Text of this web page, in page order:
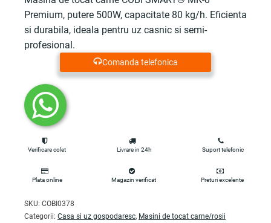
Premium, putere 500W, capacitate 80 kg/h. Eficienta
si durabila, ideala pentru uz casnic si semi-
profesional.
Comanda telefonica
Verificare colet Livrare in 24h Suport telefonic
Plata online Magazin verificat Preturi excelente
SKU: COBI0378
Categorii: Casa si uz gospodaresc, Masini de tocat carne/rosii